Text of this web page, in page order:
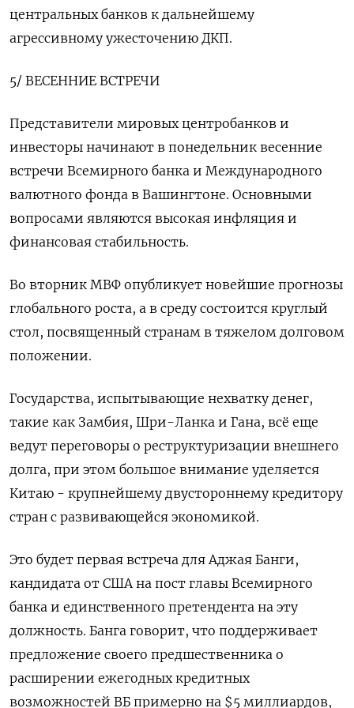
центральных банков к дальнейшему
агрессивному ужесточению ДКП.
5/ ВЕСЕННИЕ ВСТРЕЧИ
Представители мировых центробанков и
инвесторы начинают в понедельник весенние
встречи Всемирного банка и Международного
валютного фонда в Вашингтоне. Основными
вопросами являются высокая инфляция и
финансовая стабильность.
Во вторник МВФ опубликует новейшие прогнозы
глобального роста, а в среду состоится круглый
стол, посвященный странам в тяжелом долговом
положении.
Государства, испытывающие нехватку денег,
такие как Замбия, Шри-Ланка и Гана, всё еще
ведут переговоры о реструктуризации внешнего
долга, при этом большое внимание уделяется
Китаю - крупнейшему двустороннему кредитору
стран с развивающейся экономикой.
Это будет первая встреча для Аджая Банги,
кандидата от США на пост главы Всемирного
банка и единственного претендента на эту
должность. Банга говорит, что поддерживает
предложение своего предшественника о
расширении ежегодных кредитных
возможностей ВБ примерно на $5 миллиардов,